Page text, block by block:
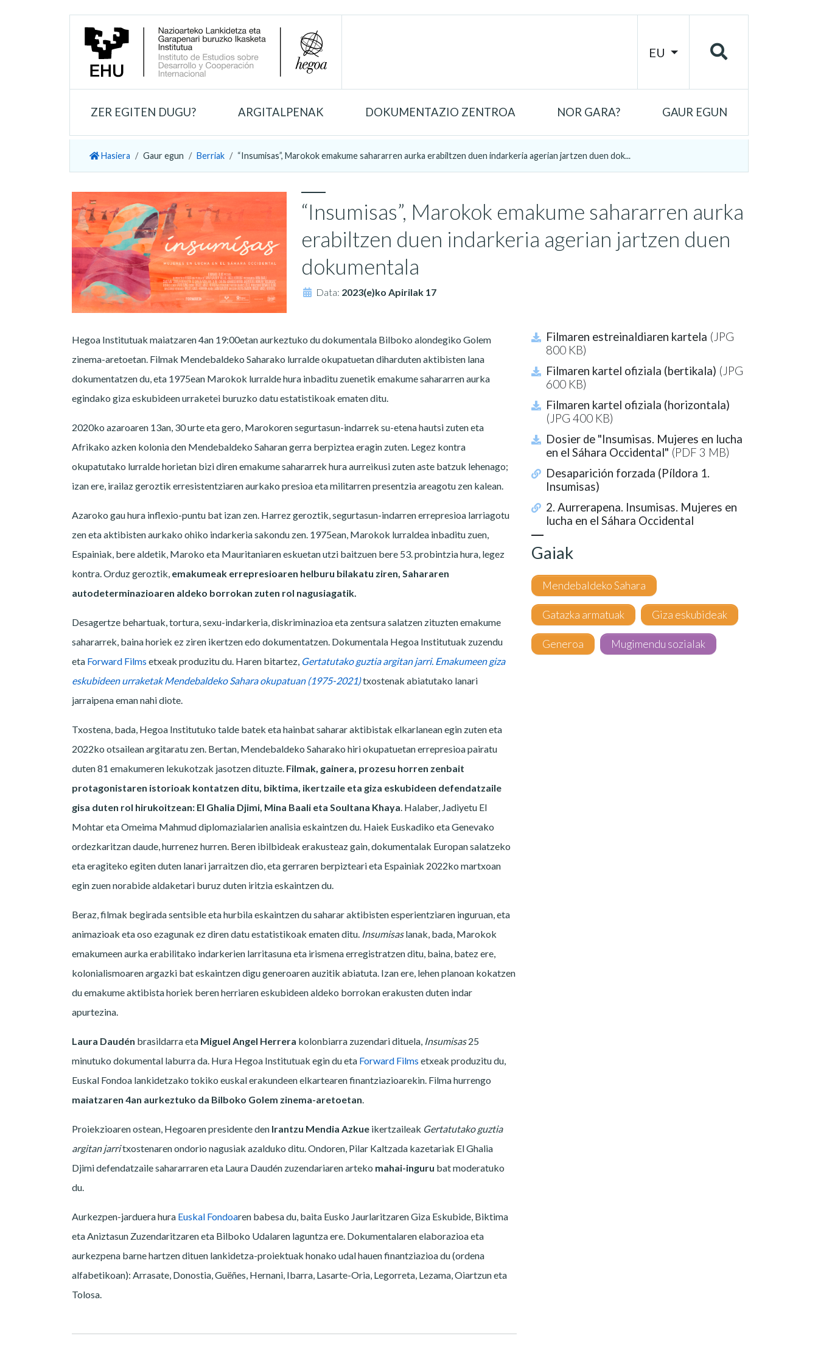
EU
ZER EGITEN DUGU? ARGITALPENAK DOKUMENTAZIO ZENTROA NOR GARA? GAUR EGUN
Hasiera Gaur egun Berriak “Insumisas”, Marokok emakume sahararren aurka erabiltzen duen indarkeria agerian jartzen duen dok...
“Insumisas”, Marokok emakume sahararren aurka
erabiltzen duen indarkeria agerian jartzen duen
dokumentala
Data: 2023(e)ko Apirilak 17
Hegoa Institutuak maiatzaren 4an 19:00etan aurkeztuko du dokumentala Bilboko alondegiko Golem
zinema-aretoetan. Filmak Mendebaldeko Saharako lurralde okupatuetan diharduten aktibisten lana
dokumentatzen du, eta 1975ean Marokok lurralde hura inbaditu zuenetik emakume sahararren aurka
egindako giza eskubideen urraketei buruzko datu estatistikoak ematen ditu.
2020ko azaroaren 13an, 30 urte eta gero, Marokoren segurtasun-indarrek su-etena hautsi zuten eta
Afrikako azken kolonia den Mendebaldeko Saharan gerra berpiztea eragin zuten. Legez kontra
okupatutako lurralde horietan bizi diren emakume sahararrek hura aurreikusi zuten aste batzuk lehenago;
izan ere, irailaz geroztik erresistentziaren aurkako presioa eta militarren presentzia areagotu zen kalean.
Azaroko gau hura inflexio-puntu bat izan zen. Harrez geroztik, segurtasun-indarren errepresioa larriagotu
zen eta aktibisten aurkako ohiko indarkeria sakondu zen. 1975ean, Marokok lurraldea inbaditu zuen,
Espainiak, bere aldetik, Maroko eta Mauritaniaren eskuetan utzi baitzuen bere 53. probintzia hura, legez
kontra. Orduz geroztik, emakumeak errepresioaren helburu bilakatu ziren, Sahararen
autodeterminazioaren aldeko borrokan zuten rol nagusiagatik.
Desagertze behartuak, tortura, sexu-indarkeria, diskriminazioa eta zentsura salatzen zituzten emakume
sahararrek, baina horiek ez ziren ikertzen edo dokumentatzen. Dokumentala Hegoa Institutuak zuzendu
eta Forward Films etxeak produzitu du. Haren bitartez, Gertatutako guztia argitan jarri. Emakumeen giza
eskubideen urraketak Mendebaldeko Sahara okupatuan (1975-2021)txostenak abiatutako lanari
jarraipena eman nahi diote.
Txostena, bada, Hegoa Institutuko talde batek eta hainbat saharar aktibistak elkarlanean egin zuten eta
2022ko otsailean argitaratu zen. Bertan, Mendebaldeko Saharako hiri okupatuetan errepresioa pairatu
duten 81 emakumeren lekukotzak jasotzen dituzte. Filmak, gainera, prozesu horren zenbait
protagonistaren istorioak kontatzen ditu, biktima, ikertzaile eta giza eskubideen defendatzaile
gisa duten rol hirukoitzean: El Ghalia Djimi, Mina Baali eta Soultana Khaya. Halaber, Jadiyetu El
Mohtar eta Omeima Mahmud diplomazialarien analisia eskaintzen du. Haiek Euskadiko eta Genevako
ordezkaritzan daude, hurrenez hurren. Beren ibilbideak erakusteaz gain, dokumentalak Europan salatzeko
eta eragiteko egiten duten lanari jarraitzen dio, eta gerraren berpizteari eta Espainiak 2022ko martxoan
egin zuen norabide aldaketari buruz duten iritzia eskaintzen du.
Beraz, filmak begirada sentsible eta hurbila eskaintzen du saharar aktibisten esperientziaren inguruan, eta
animazioak eta oso ezagunak ez diren datu estatistikoak ematen ditu. Insumisaslanak, bada, Marokok
emakumeen aurka erabilitako indarkerien larritasuna eta irismena erregistratzen ditu, baina, batez ere,
kolonialismoaren argazki bat eskaintzen digu generoaren auzitik abiatuta. Izan ere, lehen planoan kokatzen
du emakume aktibista horiek beren herriaren eskubideen aldeko borrokan erakusten duten indar
apurtezina.
Laura Daudén brasildarra eta Miguel Angel Herrera kolonbiarra zuzendari dituela, Insumisas25
minutuko dokumental laburra da. Hura Hegoa Institutuak egin du eta Forward Films etxeak produzitu du,
Euskal Fondoa lankidetzako tokiko euskal erakundeen elkartearen finantziazioarekin. Filma hurrengo
maiatzaren 4an aurkeztuko da Bilboko Golem zinema-aretoetan.
Proiekzioaren ostean, Hegoaren presidente den Irantzu Mendia Azkue ikertzaileak Gertatutako guztia
argitan jarritxostenaren ondorio nagusiak azalduko ditu. Ondoren, Pilar Kaltzada kazetariak El Ghalia
Djimi defendatzaile sahararraren eta Laura Daudén zuzendariaren arteko mahai-inguru bat moderatuko
du.
Aurkezpen-jarduera hura Euskal Fondoaren babesa du, baita Eusko Jaurlaritzaren Giza Eskubide, Biktima
eta Aniztasun Zuzendaritzaren eta Bilboko Udalaren laguntza ere. Dokumentalaren elaborazioa eta
aurkezpena barne hartzen dituen lankidetza-proiektuak honako udal hauen finantziazioa du (ordena
alfabetikoan): Arrasate, Donostia, Guëñes, Hernani, Ibarra, Lasarte-Oria, Legorreta, Lezama, Oiartzun eta
Tolosa.
Filmaren estreinaldiaren kartela (JPG
800 KB)
Filmaren kartel ofiziala (bertikala) (JPG
600 KB)
Filmaren kartel ofiziala (horizontala)
(JPG 400 KB)
Dosier de "Insumisas. Mujeres en lucha
en el Sáhara Occidental" (PDF 3 MB)
Desaparición forzada (Píldora 1.
Insumisas)
2. Aurrerapena. Insumisas. Mujeres en
lucha en el Sáhara Occidental
Gaiak
Mendebaldeko Sahara
Gatazka armatuak Giza eskubideak
Generoa Mugimendu sozialak